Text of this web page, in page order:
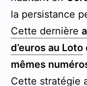
la persistance
Cette dernière
d’euros au Loto
mêmes
Cette stratégie